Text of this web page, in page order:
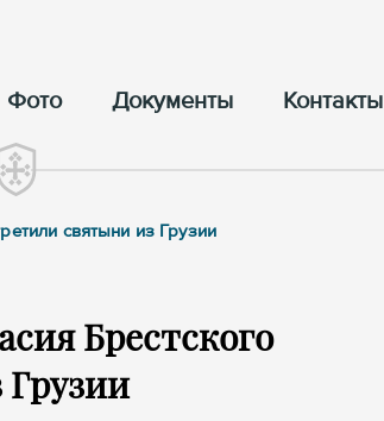
Фото Документы Контакты
святыни из Грузии
Брестского
Грузии